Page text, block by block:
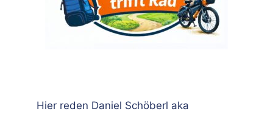
Hier reden Daniel Schöberl aka